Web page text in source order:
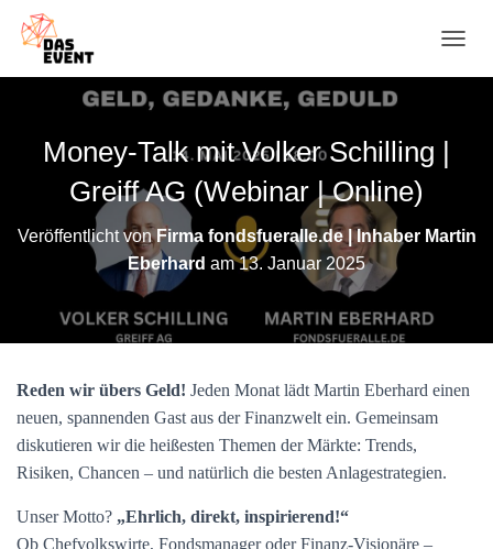
A
N
H
L
Money-Talk mit Volker Schilling |
Greiff AG (Webinar | Online)
Veröffentlicht vonFirma fondsfueralle.de | Inhaber Martin
Eberhard am13. Januar 2025
Reden wir übers Geld! Jeden Monat lädt Martin Eberhard einen
neuen, spannenden Gast aus der Finanzwelt ein. Gemeinsam
diskutieren wir die heißesten Themen der Märkte: Trends,
Risiken, Chancen – und natürlich die besten Anlagestrategien.
Unser Motto? „Ehrlich, direkt, inspirierend!“
Ob Chefvolkswirte, Fondsmanager oder Finanz-Visionäre –